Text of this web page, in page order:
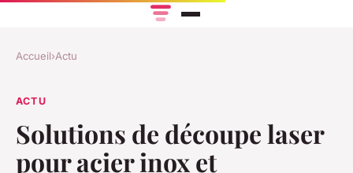
Accueil›Actu
ACTU
Solutions de découpe laser
pour acier inox et